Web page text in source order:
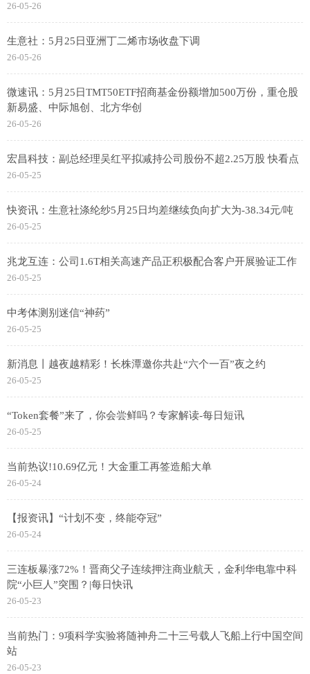
26-05-26
生意社：5月25日亚洲丁二烯市场收盘下调
26-05-26
微速讯：5月25日TMT50ETF招商基金份额增加500万份，重仓股
新易盛、中际旭创、北方华创
26-05-26
宏昌科技：副总经理吴红平拟减持公司股份不超2.25万股 快看点
26-05-25
快资讯：生意社涤纶纱5月25日均差继续负向扩大为-38.34元/吨
26-05-25
兆龙互连：公司1.6T相关高速产品正积极配合客户开展验证工作
26-05-25
中考体测别迷信“神药”
26-05-25
新消息丨越夜越精彩！长株潭邀你共赴“六个一百”夜之约
26-05-25
“Token套餐”来了，你会尝鲜吗？专家解读-每日短讯
26-05-25
当前热议!10.69亿元！大金重工再签造船大单
26-05-24
【报资讯】“计划不变，终能夺冠”
26-05-24
三连板暴涨72%！晋商父子连续押注商业航天，金利华电靠中科
院“小巨人”突围？|每日快讯
26-05-23
当前热门：9项科学实验将随神舟二十三号载人飞船上行中国空间
站
26-05-23